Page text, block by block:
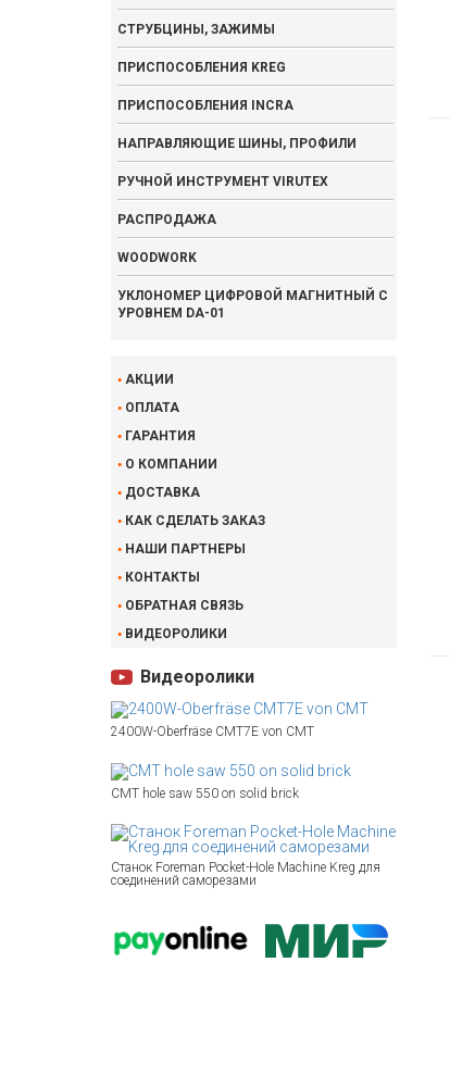
СТРУБЦИНЫ, ЗАЖИМЫ
ПРИСПОСОБЛЕНИЯ KREG
ПРИСПОСОБЛЕНИЯ INCRA
НАПРАВЛЯЮЩИЕ ШИНЫ, ПРОФИЛИ
РУЧНОЙ ИНСТРУМЕНТ VIRUTEX
РАСПРОДАЖА
WOODWORK
УКЛОНОМЕР ЦИФРОВОЙ МАГНИТНЫЙ С
УРОВНЕМ DA-01
АКЦИИ
ОПЛАТА
ГАРАНТИЯ
О КОМПАНИИ
ДОСТАВКА
КАК СДЕЛАТЬ ЗАКАЗ
НАШИ ПАРТНЕРЫ
КОНТАКТЫ
ОБРАТНАЯ СВЯЗЬ
ВИДЕОРОЛИКИ
Видеоролики
2400W-Oberfräse CMT7E von CMT
CMT hole saw 550 on solid brick
Станок Foreman Pocket-Hole Machine Kreg для
соединений саморезами